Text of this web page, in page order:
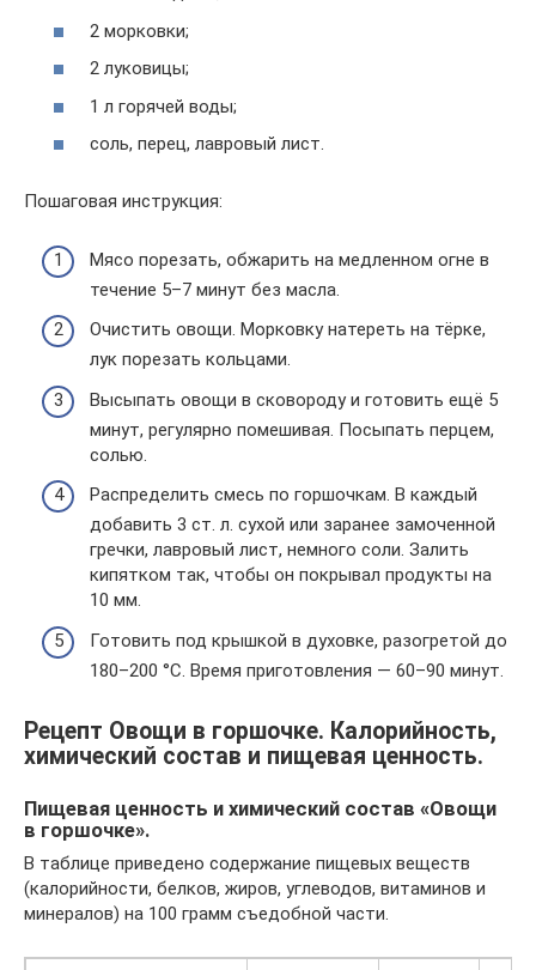
2 морковки;
2 луковицы;
1 л горячей воды;
соль, перец, лавровый лист.
Пошаговая инструкция:
Мясо порезать, обжарить на медленном огне в
течение 5–7 минут без масла.
Очистить овощи. Морковку натереть на тёрке,
лук порезать кольцами.
Высыпать овощи в сковороду и готовить ещё 5
минут, регулярно помешивая. Посыпать перцем,
солью.
Распределить смесь по горшочкам. В каждый
добавить 3 ст. л. сухой или заранее замоченной
гречки, лавровый лист, немного соли. Залить
кипятком так, чтобы он покрывал продукты на
10 мм.
Готовить под крышкой в духовке, разогретой до
180–200 °C. Время приготовления — 60–90 минут.
Рецепт Овощи в горшочке. Калорийность,
химический состав и пищевая ценность.
Пищевая ценность и химический состав «Овощи
в горшочке».
В таблице приведено содержание пищевых веществ
(калорийности, белков, жиров, углеводов, витаминов и
минералов) на 100 грамм съедобной части.